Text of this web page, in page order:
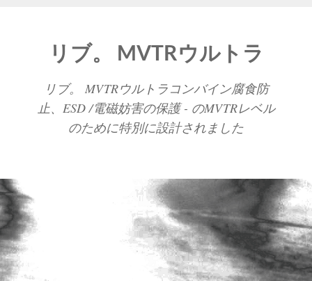
リブ。 MVTRウルトラ
リブ。 MVTRウルトラコンバイン腐食防
止、ESD /電磁妨害の保護 - のMVTRレベル
のために特別に設計されました